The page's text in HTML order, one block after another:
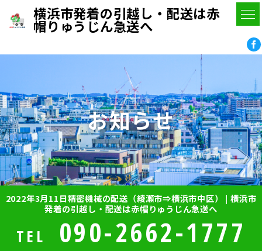
横浜市発着の引越し・配送は赤
帽りゅうじん急送へ
お知らせ
2022年3月11日精密機械の配送（綾瀬市⇒横浜市中区） | 横浜市
発着の引越し・配送は赤帽りゅうじん急送へ
TEL 090-2662-1777